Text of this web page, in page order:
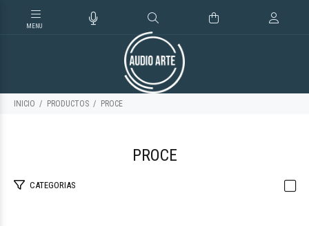
INICIO PRODUCTOS PROCE
PROCE
CATEGORIAS